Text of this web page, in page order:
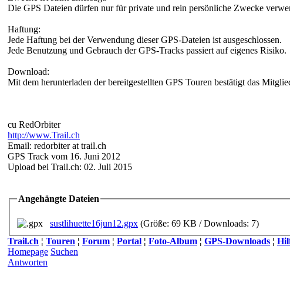
Die GPS Dateien dürfen nur für private und rein persönliche Zwecke
Haftung:
Jede Haftung bei der Verwendung dieser GPS-Dateien ist ausgeschlossen.
Jede Benutzung und Gebrauch der GPS-Tracks passiert auf eigenes Risiko.
Download:
Mit dem herunterladen der bereitgestellten GPS Touren bestätigt das
cu RedOrbiter
http://www.Trail.ch
Email: redorbiter at trail.ch
GPS Track vom 16. Juni 2012
Upload bei Trail.ch: 02. Juli 2015
Angehängte Dateien
sustlihuette16jun12.gpx (Größe: 69 KB / Downloads: 7)
Trail.ch ¦ Touren ¦ Forum ¦ Portal ¦ Foto-Album ¦ GPS-Downloads ¦
Homepage Suchen
Antworten